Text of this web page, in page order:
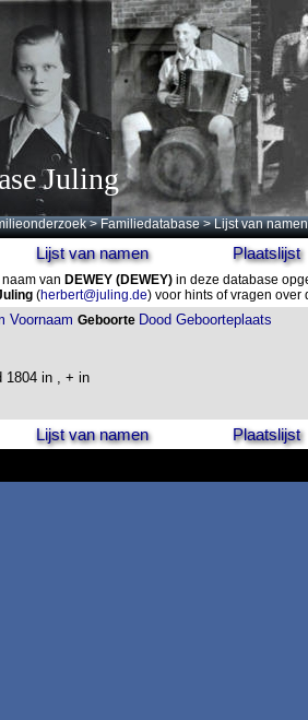
Juling
>Familiedatabase > Lijst van namen
Lijst van namen Plaatslijst
van DEWEY (DEWEY) in deze database
(herbert@juling.de) voor hints of vragen
Voornaam Geboorte Dood Geboorteplaats
1804 in , + in
Lijst van namen Plaatslijst